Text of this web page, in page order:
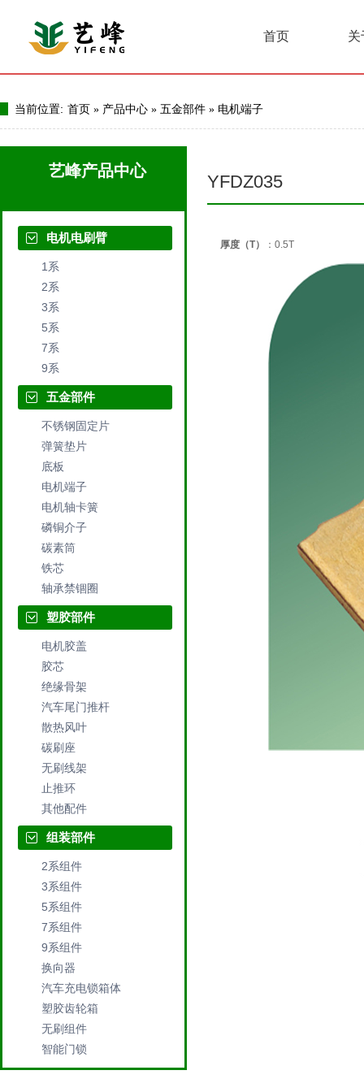
首页 关
当前位置: 首页 » 产品中心 » 五金部件 » 电机端子
YFDZ035
厚度（T） ：0.5T
艺峰产品中心
电机电刷臂
1系
2系
3系
5系
7系
9系
五金部件
不锈钢固定片
弹簧垫片
底板
电机端子
电机轴卡簧
磷铜介子
碳素筒
铁芯
轴承禁锢圈
塑胶部件
电机胶盖
胶芯
绝缘骨架
汽车尾门推杆
散热风叶
碳刷座
无刷线架
止推环
其他配件
组装部件
2系组件
3系组件
5系组件
7系组件
9系组件
换向器
汽车充电锁箱体
塑胶齿轮箱
无刷组件
智能门锁